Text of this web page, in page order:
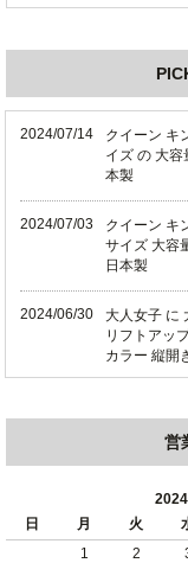
2024/07/14
クイーン キ
イズ の 大容
本製
2024/07/03
クイーン キ
サイズ 大容
日本製
2024/06/30
大人女子 に
リフトアッ
カラー 縦開
ワイトカラ
全長190cm
量 収納力
） 式 ベッド
営
日
月 火
1
2